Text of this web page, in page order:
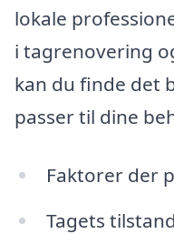
lokale
i tagrenovering
kan du finde det
passer til dine
Faktorer der
Tagets tilstand